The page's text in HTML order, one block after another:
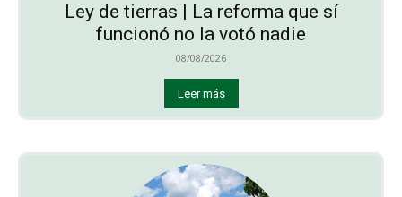
Ley de tierras | La reforma que sí
funcionó no la votó nadie
08/08/2026
Leer más